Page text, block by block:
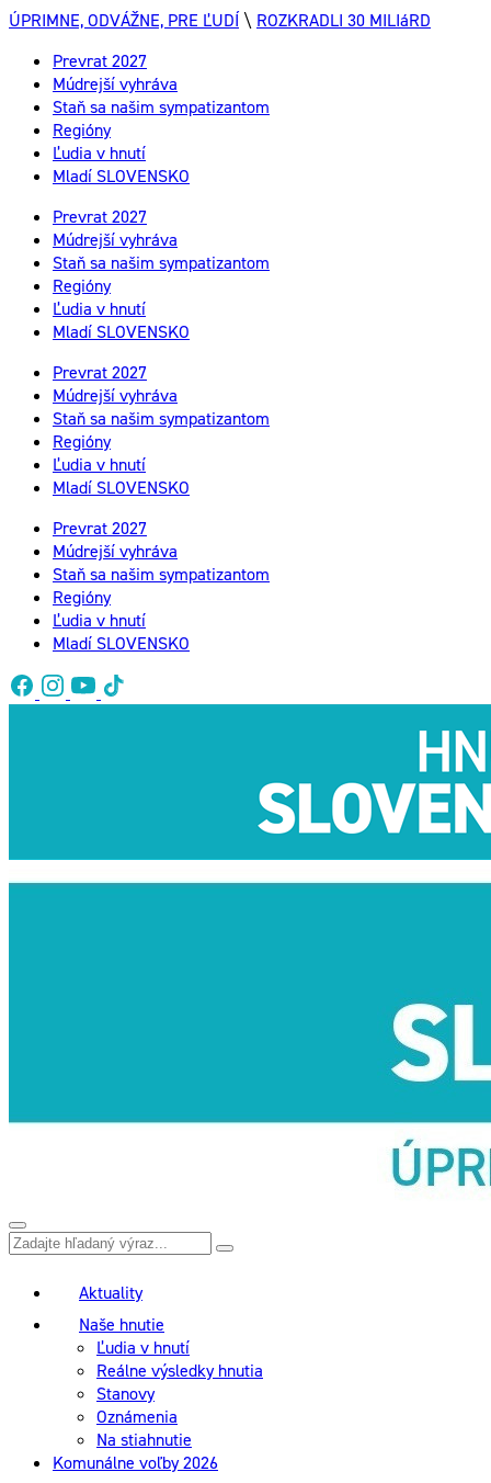
ÚPRIMNE, ODVÁŽNE, PRE ĽUDÍ \ ROZKRADLI 30 MILIáRD
Prevrat 2027
Múdrejší vyhráva
Staň sa našim sympatizantom
Regióny
Ľudia v hnutí
Mladí SLOVENSKO
Prevrat 2027
Múdrejší vyhráva
Staň sa našim sympatizantom
Regióny
Ľudia v hnutí
Mladí SLOVENSKO
Prevrat 2027
Múdrejší vyhráva
Staň sa našim sympatizantom
Regióny
Ľudia v hnutí
Mladí SLOVENSKO
Prevrat 2027
Múdrejší vyhráva
Staň sa našim sympatizantom
Regióny
Ľudia v hnutí
Mladí SLOVENSKO
Aktuality
Naše hnutie
Ľudia v hnutí
Reálne výsledky hnutia
Stanovy
Oznámenia
Na stiahnutie
Komunálne voľby 2026